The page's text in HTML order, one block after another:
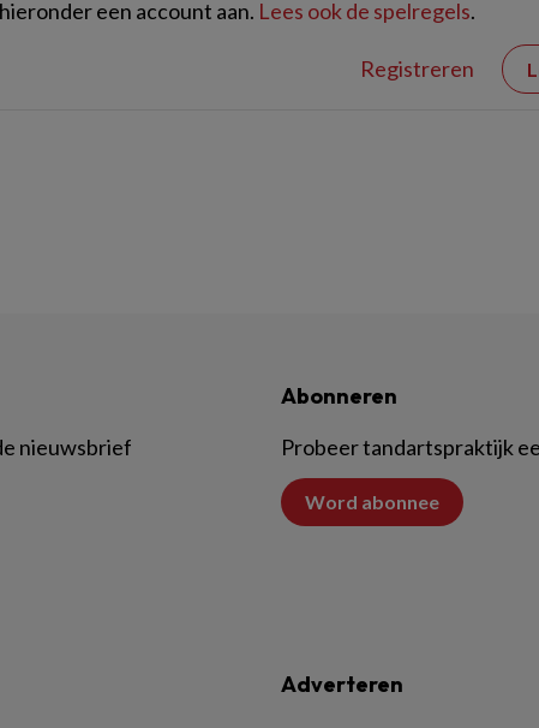
een account aan. Lees ook de spelregels.
Registreren
nieuwsbrief
Abonneren
Probeer tandartspraktijk
Word abonnee
Adverteren